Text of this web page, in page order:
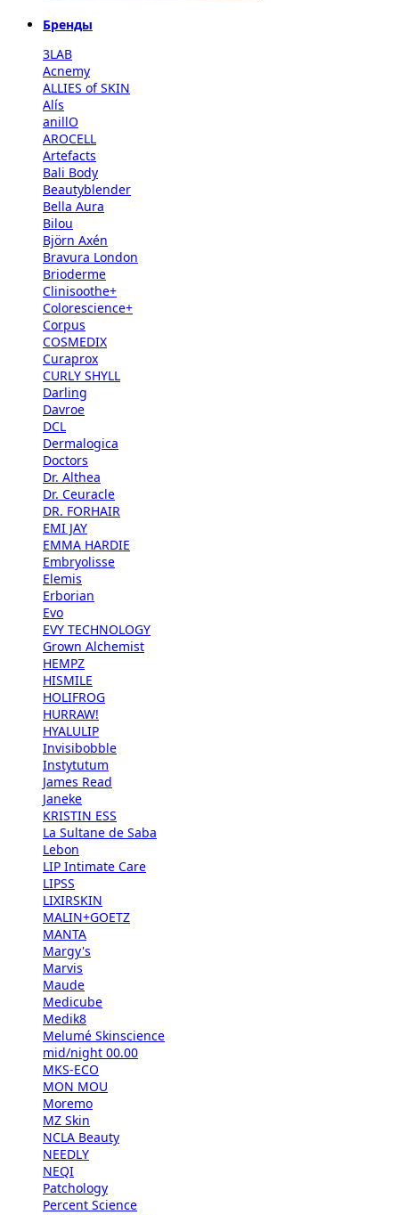
Бренды
3LAB
Acnemy
ALLIES of SKIN
Alís
anillO
AROCELL
Artefacts
Bali Body
Beautyblender
Bella Aura
Bilou
Björn Axén
Bravura London
Brioderme
Clinisoothe+
Colorescience+
Corpus
COSMEDIX
Curaprox
CURLY SHYLL
Darling
Davroe
DCL
Dermalogica
Doctors
Dr. Althea
Dr. Ceuracle
DR. FORHAIR
EMI JAY
EMMA HARDIE
Embryolisse
Elemis
Erborian
Evo
EVY TECHNOLOGY
Grown Alchemist
HEMPZ
HISMILE
HOLIFROG
HURRAW!
HYALULIP
Invisibobble
Instytutum
James Read
Janeke
KRISTIN ESS
La Sultane de Saba
Lebon
LIP Intimate Care
LIPSS
LIXIRSKIN
MALIN+GOETZ
MANTA
Margy's
Marvis
Maude
Medicube
Medik8
Melumé Skinscience
mid/night 00.00
MKS-ECO
MON MOU
Moremo
MZ Skin
NCLA Beauty
NEEDLY
NEQI
Patchology
Percent Science